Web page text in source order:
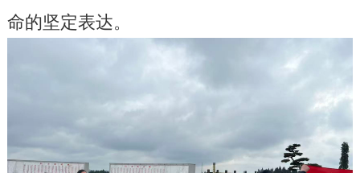
命的坚定表达。